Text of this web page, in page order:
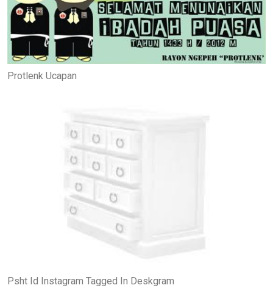
Protlenk Ucapan
Psht Id Instagram Tagged In Deskgram